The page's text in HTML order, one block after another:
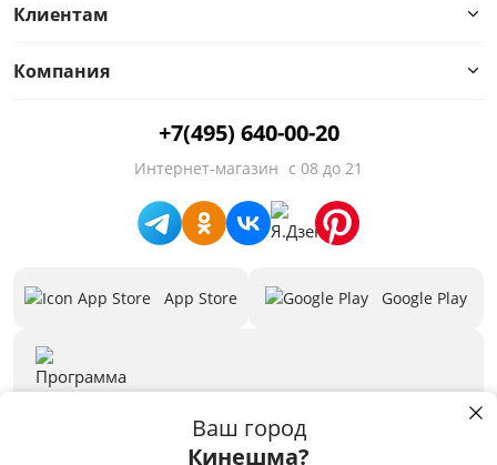
Ваш город
Кинешма?
Выдвижная панель
Стиль Ретро
Предложения
Клиентам
Компания
+7(495) 640-00-20
Интернет-магазин с 08 до 21
App Store Google Play
3D программа